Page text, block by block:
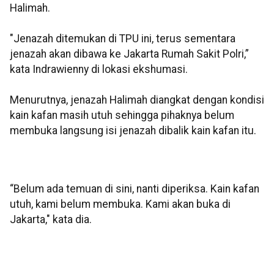
Halimah.
"Jenazah ditemukan di TPU ini, terus sementara
jenazah akan dibawa ke Jakarta Rumah Sakit Polri,”
kata Indrawienny di lokasi ekshumasi.
Menurutnya, jenazah Halimah diangkat dengan kondisi
kain kafan masih utuh sehingga pihaknya belum
membuka langsung isi jenazah dibalik kain kafan itu.
“Belum ada temuan di sini, nanti diperiksa. Kain kafan
utuh, kami belum membuka. Kami akan buka di
Jakarta," kata dia.